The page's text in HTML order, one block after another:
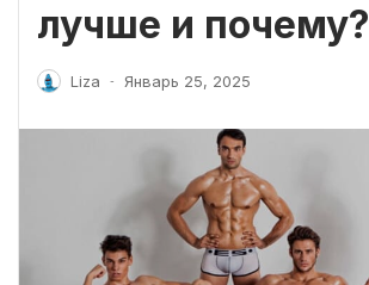
лучше и почему?
Liza - Январь 25, 2025